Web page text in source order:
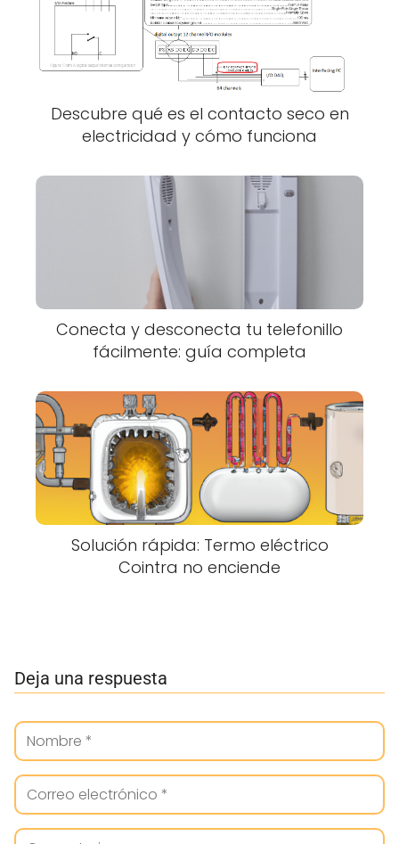
Descubre qué es el contacto seco en
electricidad y cómo funciona
Conecta y desconecta tu telefonillo
fácilmente: guía completa
Solución rápida: Termo eléctrico
Cointra no enciende
Deja una respuesta